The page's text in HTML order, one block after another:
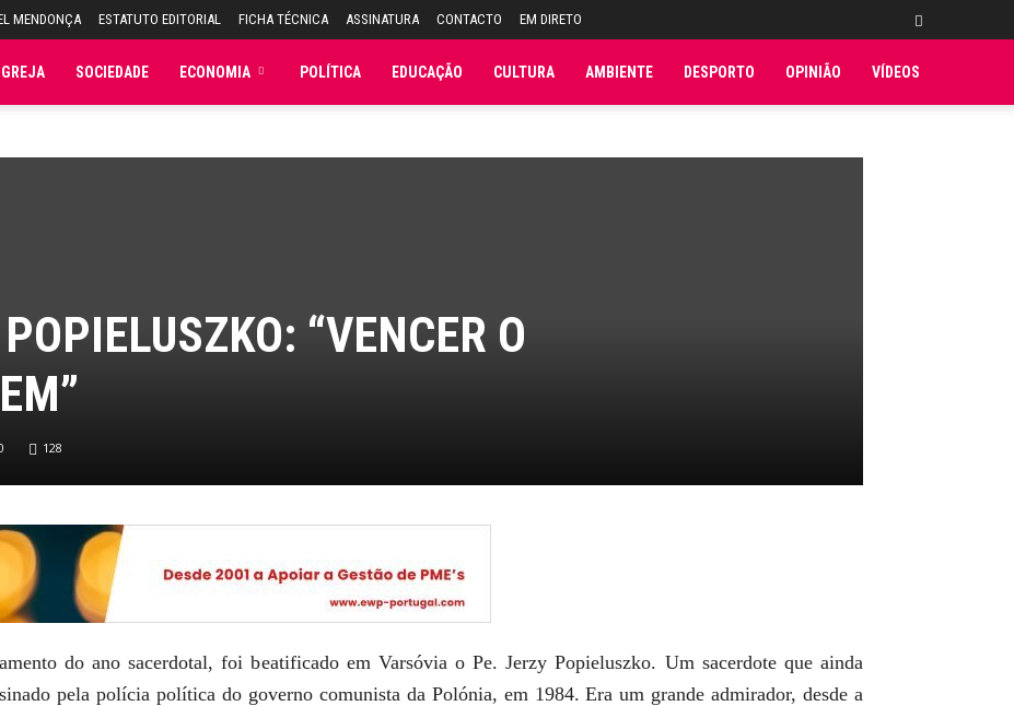
MENDONÇA ESTATUTO EDITORIAL FICHA TÉCNICA ASSINATURA CONTACTO EM DIRETO
IGREJA SOCIEDADE ECONOMIA POLÍTICA EDUCAÇÃO CULTURA AMBIENTE DESPORTO OPINIÃO VÍDEOS
“VENCER O
128
do ano sacerdotal, foi beatificado em Varsóvia o Pe. Jerzy Popieluszko. Um sacerdote que ainda
pela polícia política do governo comunista da Polónia, em 1984. Era um grande admirador, desde a